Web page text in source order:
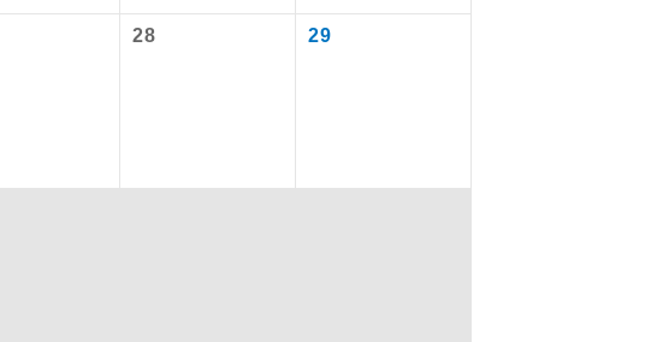
28 29
。